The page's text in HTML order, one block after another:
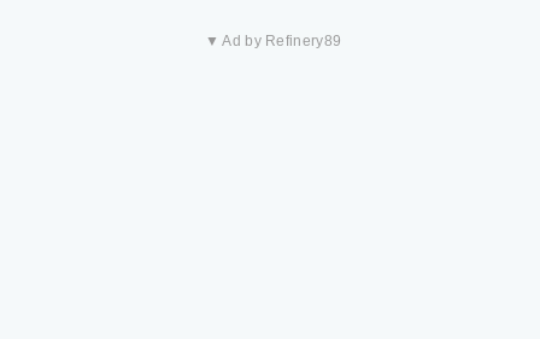
▼ Ad by Refinery89